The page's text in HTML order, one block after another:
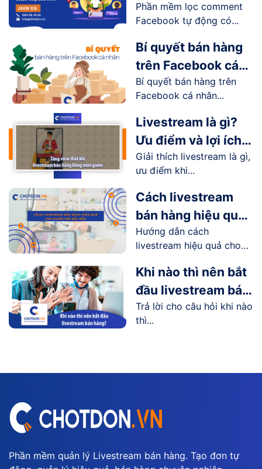
Facebook tự động
hot nhất trên thị
trường
Phần mềm lọc comment
Facebook tự động có...
Bí quyết bán hàng
trên Facebook cá
nhân hiệu quả
Bí quyết bán hàng trên
Facebook cá nhân...
Livestream là gì?
Ưu điểm và lợi ích
livestream mang lại
như thế nào?
Giải thích livestream là gì,
ưu điểm khi...
Cách livestream
bán hàng hiệu quả
cho người mới bắt
đầu
Hướng dẫn cách
livestream hiệu quả cho
Khi nào thì nên bắt
đầu livestream bán
hàng?
Trả lời cho câu hỏi khi nào
thì...
Phần mềm quản lý Livestream bán hàng. Tạo đơn tự